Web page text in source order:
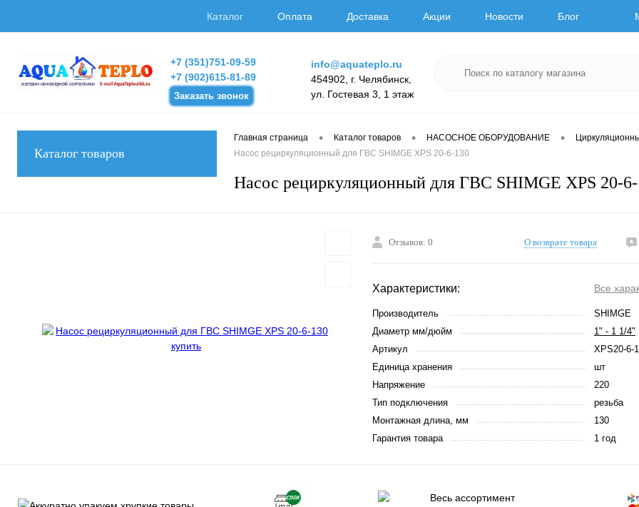
Каталог Оплата Доставка Акции Новости Блог
+7 (351)751-09-59
+7 (902)615-81-89
Заказать звонок
info@aquateplo.ru
454902, г. Челябинск,
ул. Гостевая 3, 1 этаж
Каталог товаров
Главная страница • Каталог товаров • НАСОСНОЕ ОБОРУДОВАНИЕ •
Насос рециркуляционный для ГВС SHIMGE XPS 20-6-130
Насос рециркуляционный для ГВС SHIMGE XPS 20-
Отзывов: 0 О возврате товара
Характеристики: Все
Производитель
SHIMGE
Диаметр мм/дюйм
1" - 1 1/4"
Артикул
XPS20-6-
Единица хранения
шт
Напряжение
220
Тип подключения
резьба
Монтажная длина, мм
130
Гарантия товара
1 год